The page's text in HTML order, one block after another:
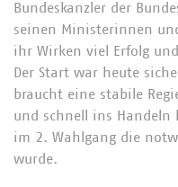
Bundeskanzler der
seinen Ministerinnen
ihr Wirken viel Erfolg
Der Start war heute
braucht eine stabile
und schnell ins Handeln
im 2. Wahlgang die
wurde.